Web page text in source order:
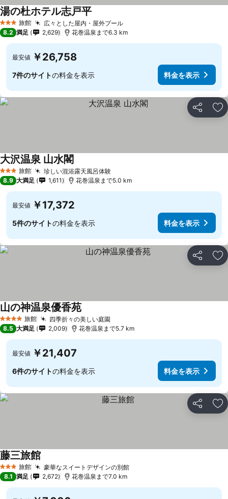
3 ホテルのランク
旅館 広々とした屋内・屋外プール
湯の杜ホテル志戸平
8.2 満足 2,629 花巻温泉まで6.3 km
最安値 ￥26,758
7件のサイトの料金を表示 料金を表示
シェア お
3 ホテルのランク
旅館 珍しい混浴露天風呂体験
大沢温泉 山水閣
8.9 大満足 1,611 花巻温泉まで5.0 km
最安値 ￥17,372
5件のサイトの料金を表示 料金を表示
シェア お
4 ホテルのランク
旅館 四季折々の美しい庭園
山の神温泉優香苑
8.5 大満足 2,009 花巻温泉まで5.7 km
最安値 ￥21,407
6件のサイトの料金を表示 料金を表示
シェア お
3 ホテルのランク
旅館 豪華なスイートデザインの別館
藤三旅館
8.1 満足 2,672 花巻温泉まで7.0 km